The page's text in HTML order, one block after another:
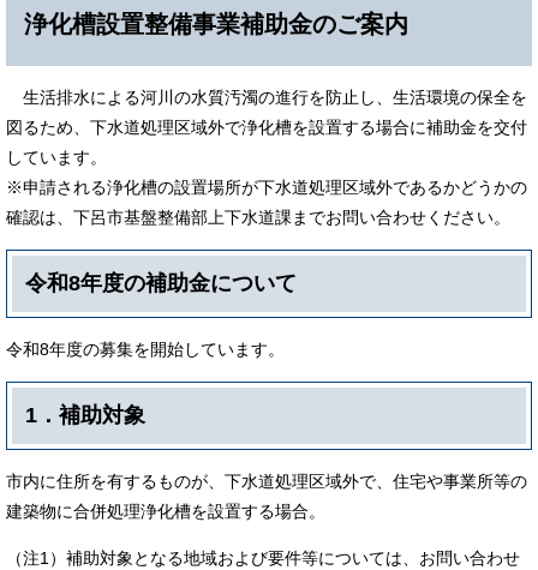
浄化槽設置整備事業補助金のご案内
生活排水による河川の水質汚濁の進行を防止し、生活環境の保全を
図るため、下水道処理区域外で浄化槽を設置する場合に補助金を交付
しています。
※申請される浄化槽の設置場所が下水道処理区域外であるかどうかの
確認は、下呂市基盤整備部上下水道課までお問い合わせください。
令和8年度の補助金について
令和8年度の募集を開始しています。
1．補助対象
市内に住所を有するものが、下水道処理区域外で、住宅や事業所等の
建築物に合併処理浄化槽を設置する場合。
（注1）補助対象となる地域および要件等については、お問い合わせ